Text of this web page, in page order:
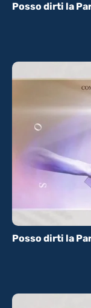
Posso dirti la
Posso dirti la